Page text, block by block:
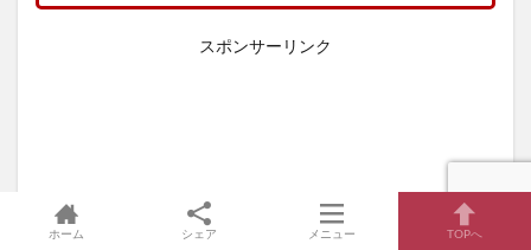
スポンサーリンク
ホーム シェア メニュー TOPへ